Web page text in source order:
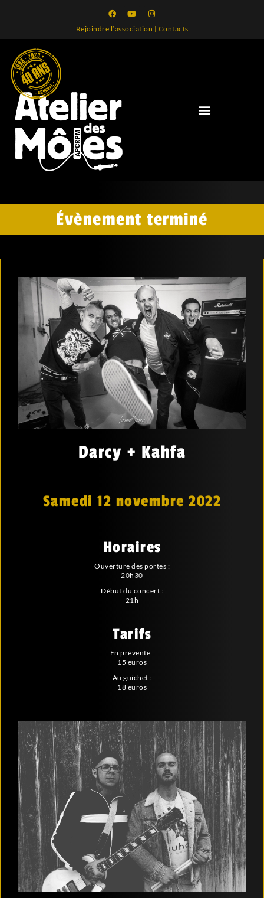
Rejoindre l’association | Contacts
Évènement terminé
Darcy + Kahfa
Samedi 12 novembre 2022
Horaires
Ouverture des portes :
20h30
Début du concert :
21h
Tarifs
En prévente :
15 euros
Au guichet :
18 euros